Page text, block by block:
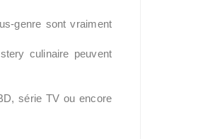
genre sont vraiment
culinaire peuvent
série TV ou encore